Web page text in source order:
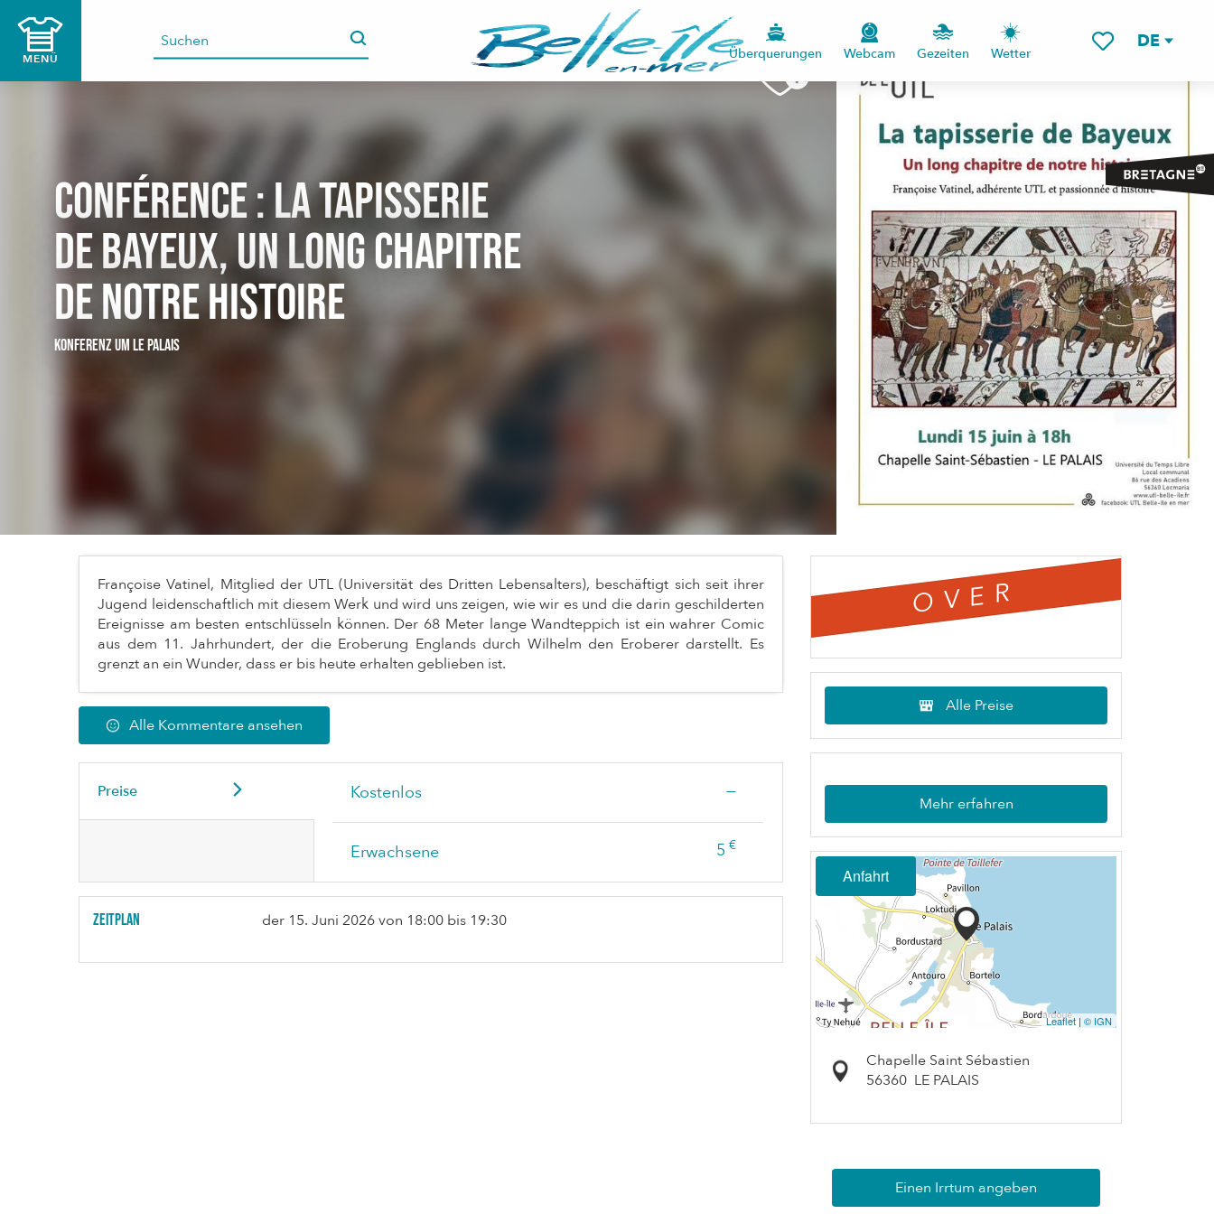
contenu
DE
MENÜ Überquerungen Webcam Gezeiten Wetter
Conférence : La tapisserie
de BAYEUX, un long chapitre
de notre histoire
KONFERENZUM LE PALAIS
Françoise Vatinel, Mitglied der UTL (Universität des Dritten Lebensalters), beschäftigt sich seit ihrer
Jugend leidenschaftlich mit diesem Werk und wird uns zeigen, wie wir es und die darin geschilderten
Ereignisse am besten entschlüsseln können. Der 68 Meter lange Wandteppich ist ein wahrer Comic
aus dem 11. Jahrhundert, der die Eroberung Englands durch Wilhelm den Eroberer darstellt. Es
grenzt an ein Wunder, dass er bis heute erhalten geblieben ist.
Alle Kommentare ansehen
Preise Kostenlos —
Erwachsene 5 €
Zeitplan der 15. Juni 2026von 18:00 bis 19:30
OVER
Alle Preise
Mehr erfahren
Anfahrt
Leaflet| © IGN
Chapelle Saint Sébastien
56360 LE PALAIS
Einen Irrtum angeben